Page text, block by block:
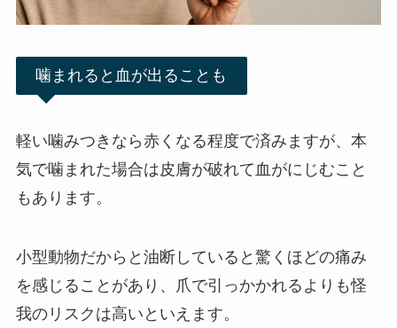
噛まれると血が出ることも
軽い噛みつきなら赤くなる程度で済みますが、本
気で噛まれた場合は皮膚が破れて血がにじむこと
もあります。
小型動物だからと油断していると驚くほどの痛み
を感じることがあり、爪で引っかかれるよりも怪
我のリスクは高いといえます。